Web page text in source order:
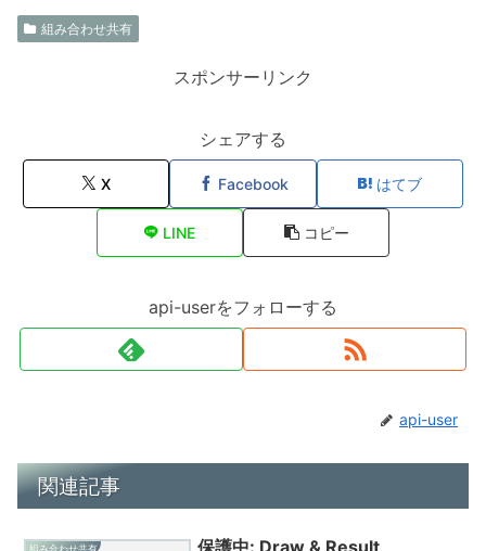
組み合わせ共有
スポンサーリンク
シェアする
X Facebook はてブ
LINE コピー
api-userをフォローする
api-user
関連記事